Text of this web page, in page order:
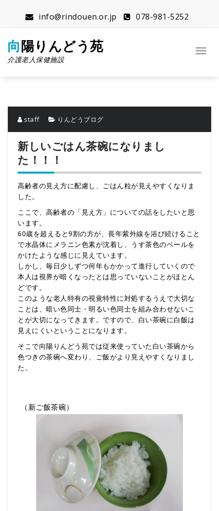
テ
info@rindouen.or.jp 078-981-5252
向陽りんどう苑
介護老人保健施設
ナ
ョ
え
staff りんどうブログ
新しいごはん茶碗になりまし
た！！！
高齢者の見え方に配慮し、ごはん粒が見えやすくなりま
した。
ここで、高齢者の「見え方」についての話をしたいと思
います。
60歳を超えると9割の方が、長年紫外線を浴び続けること
で水晶体にメラニン色素が沈着し、うす茶色のベールを
かけたような感じに見えています。
しかし、毎日少しずつ何年もかかって進行していくので
本人は視界が暗くなったとは思っていないことがほとん
どです。
このような老人特有の視覚特性に対処するうえで大切な
ことは、暗い色同士・明るい色同士を組み合わせないこ
とが大切になってきます。ですので、白い茶碗に白飯は
見えにくいということになります。
そこで向陽りんどう苑では従来使っていた白い茶碗から
色つきの茶碗へ変わり、ご飯がより見えやすくなりまし
た。
（新ご飯茶碗）